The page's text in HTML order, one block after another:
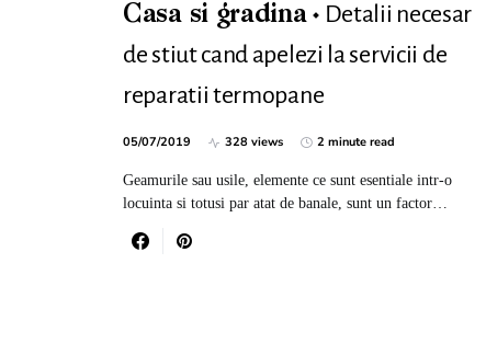
Casa si gradina
Detalii necesar
de stiut cand apelezi la servicii de
reparatii termopane
05/07/2019 328 views 2 minute read
Geamurile sau usile, elemente ce sunt esentiale intr-o
locuinta si totusi par atat de banale, sunt un factor…